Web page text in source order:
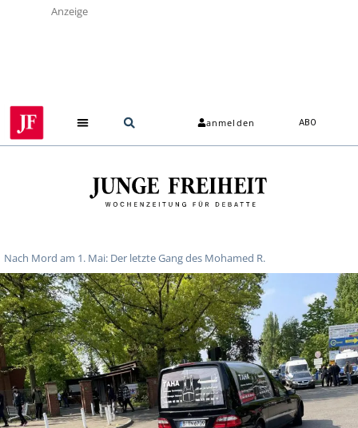
Anzeige
anmelden ABO
Nach Mord am 1. Mai: Der letzte Gang des Mohamed R.